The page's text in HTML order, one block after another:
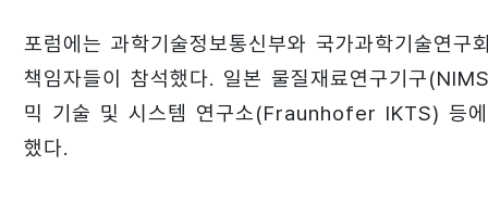
포럼에는 과학기술정보통신부와 국가과학기술연
책임자들이 참석했다. 일본 물질재료연구기구
믹 기술 및 시스템 연구소(Fraunhofer IKTS) 등
했다.